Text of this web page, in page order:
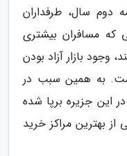
دوم سال، طرفداران
که مسافران بیشتری
وجود بازار آزاد بودن
به همین سبب در
این جزیره برپا شده
بهترین مراکز خرید